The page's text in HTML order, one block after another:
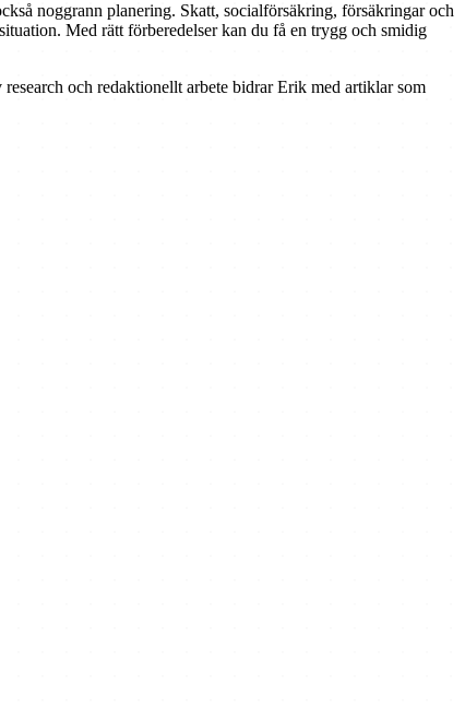
noggrann planering. Skatt, socialförsäkring, försäkringar och
Med rätt förberedelser kan du få en trygg och smidig
och redaktionellt arbete bidrar Erik med artiklar som